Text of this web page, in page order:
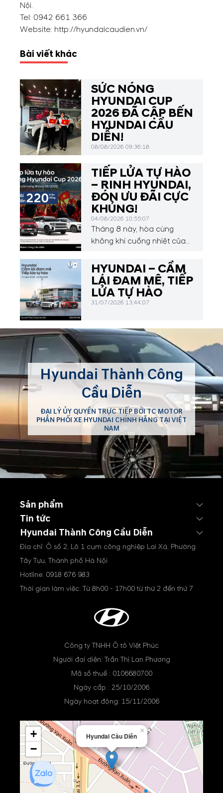
Nội.
Tel: 0942 661 366
Website: http://hyundaicaudien.vn/
Bài viết khác
SỨC NÓNG
HYUNDAI CUP
2026 ĐÃ CẬP BẾN
HYUNDAI CẦU
DIỄN!
08/08/2026 09:36:18
TIẾP LỬA TỰ HÀO
– RINH HYUNDAI,
ĐÓN ƯU ĐÃI CỰC
KHỦNG!
04/08/2026 10:55:07
Tháng 8 này, hòa cùng
không khí cuồng nhiệt của
Hyundai Thành Công Cầu
Diễn mang đến chương
trình ưu đãi hấp dẫn dành
cho Quý khách hàng.
HYUNDAI – CẦM
LÁI ĐAM MÊ, TIẾP
LỬA TỰ HÀO
31/07/2026 13:44:07
Hyundai Thành Công
Cầu Diễn
ĐẠI LÝ ỦY QUYỀN TRỰC TIẾP BỞI TC MOTOR
PHÂN PHỐI XE HYUNDAI CHÍNH HÃNG TẠI VIỆT
NAM
Sản phẩm
Tin tức
Hyundai Thành Công Cầu Diễn
Địa chỉ: Ô số 2, Lô 1 cụm công nghiệp Lai Xá, Phường
Tây Tựu, Thành phố Hà Nội
Hotline: 0918 676 983
Thời gian làm việc: Từ 8h00 - 17h00 từ thứ 2 đến thứ 7
Công ty TNHH Ô tô Việt Phúc
Người đại diện: Trần Thị Lan Phương
Mã số thuế : 0106680700
Ngày cấp : 25/10/2006
Ngày hoạt động: 15/11/2006
Hyundai Cầu Diễn
×
+
−